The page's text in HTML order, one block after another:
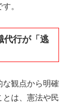
。
代行が「逃
な観点から明確
とは、憲法や民